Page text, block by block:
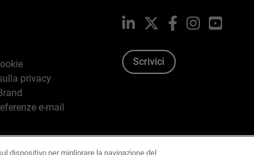
privacy
e-mail
LinkedIn Facebook
InstagramYouTube
Scrivici
dispositivo per migliorare la navigazione del